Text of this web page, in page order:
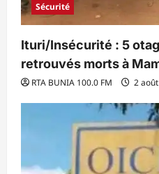
Sécurité
Ituri/Insécurité : 5
retrouvés morts à
RTA BUNIA 100.0 FM 2